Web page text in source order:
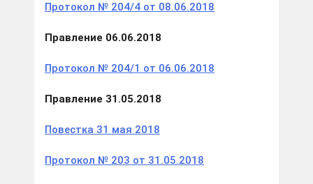
Протокол № 204/4 от 08.06.2018
Правление 06.06.2018
Протокол № 204/1 от 06.06.2018
Правление 31.05.2018
Повестка 31 мая 2018
Протокол № 203 от 31.05.2018